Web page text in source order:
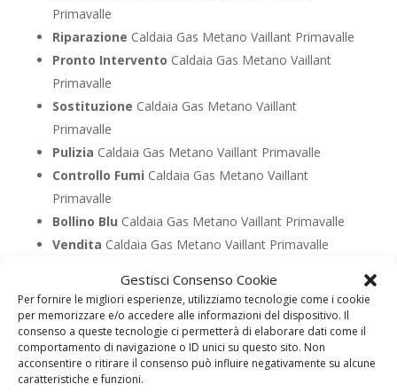
Gestisci Consenso Cookie
Per fornire le migliori esperienze, utilizziamo tecnologie come i cookie
per memorizzare e/o accedere alle informazioni del dispositivo. Il
consenso a queste tecnologie ci permetterà di elaborare dati come il
comportamento di navigazione o ID unici su questo sito. Non
acconsentire o ritirare il consenso può influire negativamente su alcune
caratteristiche e funzioni.
Primavalle
Riparazione Caldaia Gas Metano Vaillant Primavalle
Pronto Intervento Caldaia Gas Metano Vaillant
Primavalle
Sostituzione Caldaia Gas Metano Vaillant
Primavalle
Pulizia Caldaia Gas Metano Vaillant Primavalle
Controllo Fumi Caldaia Gas Metano Vaillant
Primavalle
Bollino Blu Caldaia Gas Metano Vaillant Primavalle
Vendita Caldaia Gas Metano Vaillant Primavalle
UTILIZZA IL FORM PER RICHIEDERE ASSISTENZA PER
LA TUA CALDAIA
Assistenza Caldaia Gasolio